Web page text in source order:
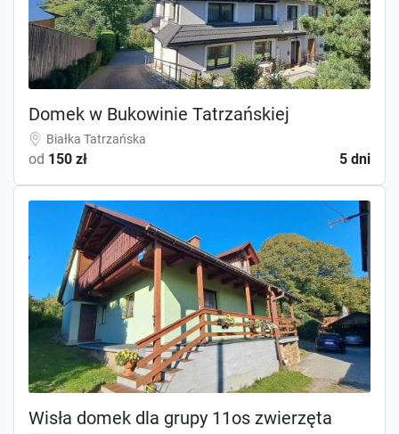
Domek w Bukowinie Tatrzańskiej
Białka Tatrzańska
od 150 zł 5 dni
Wisła domek dla grupy 11os zwierzęta